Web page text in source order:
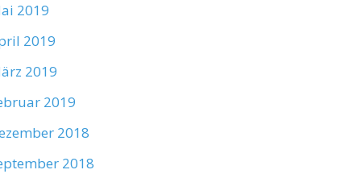
2019
2019
2019
2019
2018
2018